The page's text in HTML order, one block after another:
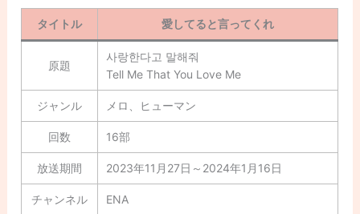
タイトル 愛してると言ってくれ
原題
사랑한다고 말해줘
Tell Me That You Love Me
ジャンル メロ、ヒューマン
回数 16部
放送期間 2023年11月27日～2024年1月16日
チャンネル ENA